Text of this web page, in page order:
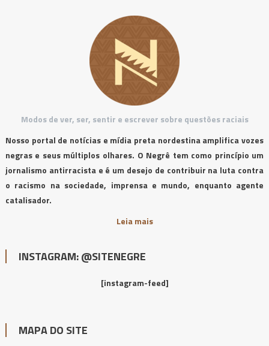
Modos de ver, ser, sentir e escrever sobre questões raciais
Nosso portal de notícias e mídia preta nordestina amplifica vozes
negras e seus múltiplos olhares. O Negrê tem como princípio um
jornalismo antirracista e é um desejo de contribuir na luta contra
o racismo na sociedade, imprensa e mundo, enquanto agente
catalisador.
Leia mais
INSTAGRAM: @SITENEGRE
[instagram-feed]
MAPA DO SITE